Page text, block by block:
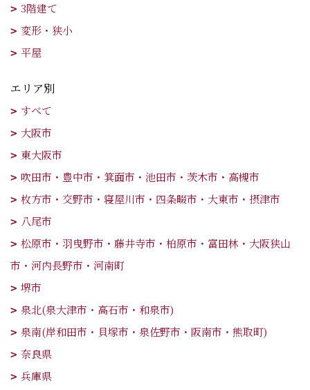
3階建て
変形・狭小
平屋
エリア別
すべて
大阪市
東大阪市
吹田市・豊中市・箕面市・池田市・茨木市・高槻市
枚方市・交野市・寝屋川市・四条畷市・大東市・摂津市
八尾市
松原市・羽曳野市・藤井寺市・柏原市・富田林・大阪狭山
市・河内長野市・河南町
堺市
泉北(泉大津市・高石市・和泉市)
泉南(岸和田市・貝塚市・泉佐野市・阪南市・熊取町)
奈良県
兵庫県